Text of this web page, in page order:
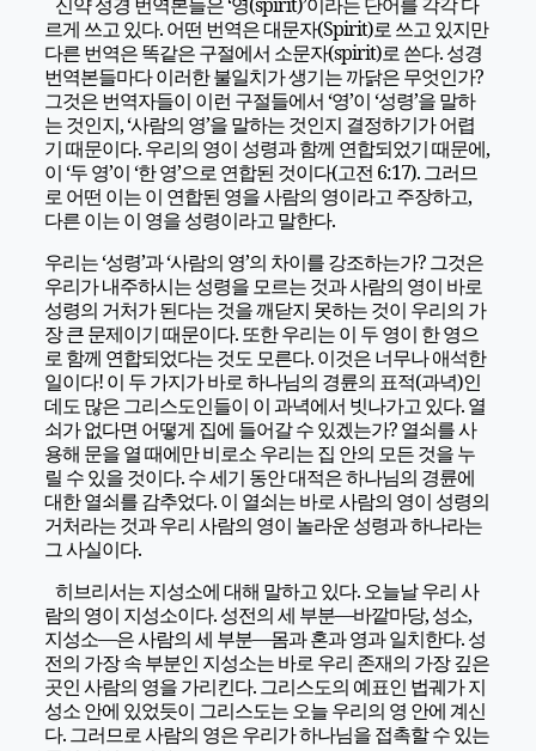
르게 쓰고 있다. 어떤 번역은 대문자(Spirit)로 쓰고 있지만
다른 번역은 똑같은 구절에서 소문자(spirit)로 쓴다. 성경
번역본들마다 이러한 불일치가 생기는 까닭은 무엇인가?
그것은 번역자들이 이런 구절들에서 ‘영’이 ‘성령’을 말하
는 것인지, ‘사람의 영’을 말하는 것인지 결정하기가 어렵
기 때문이다. 우리의 영이 성령과 함께 연합되었기 때문에,
이 ‘두 영’이 ‘한 영’으로 연합된 것이다(고전 6:17). 그러므
로 어떤 이는 이 연합된 영을 사람의 영이라고 주장하고,
다른 이는 이 영을 성령이라고 말한다.
우리는 ‘성령’과 ‘사람의 영’의 차이를 강조하는가? 그것은
우리가 내주하시는 성령을 모르는 것과 사람의 영이 바로
성령의 거처가 된다는 것을 깨닫지 못하는 것이 우리의 가
장 큰 문제이기 때문이다. 또한 우리는 이 두 영이 한 영으
로 함께 연합되었다는 것도 모른다. 이것은 너무나 애석한
일이다! 이 두 가지가 바로 하나님의 경륜의 표적(과녁)인
데도 많은 그리스도인들이 이 과녁에서 빗나가고 있다. 열
쇠가 없다면 어떻게 집에 들어갈 수 있겠는가? 열쇠를 사
용해 문을 열 때에만 비로소 우리는 집 안의 모든 것을 누
릴 수 있을 것이다. 수 세기 동안 대적은 하나님의 경륜에
대한 열쇠를 감추었다. 이 열쇠는 바로 사람의 영이 성령의
거처라는 것과 우리 사람의 영이 놀라운 성령과 하나라는
그 사실이다.
히브리서는 지성소에 대해 말하고 있다. 오늘날 우리 사
람의 영이 지성소이다. 성전의 세 부분―바깥마당, 성소,
지성소―은 사람의 세 부분―몸과 혼과 영과 일치한다. 성
전의 가장 속 부분인 지성소는 바로 우리 존재의 가장 깊은
곳인 사람의 영을 가리킨다. 그리스도의 예표인 법궤가 지
성소 안에 있었듯이 그리스도는 오늘 우리의 영 안에 계신
다. 그러므로 사람의 영은 우리가 하나님을 접촉할 수 있는